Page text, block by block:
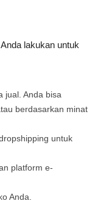
lakukan untuk
jual. Anda bisa
berdasarkan minat
untuk
platform e-
Anda.